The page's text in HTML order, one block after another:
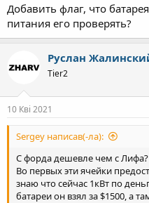
Добавить флаг, что
питания его проверять?
Руслан
Tier2
10 Кві 2021
Sergey написав(-ла):
С форда дешевле чем с Лифа?
Во первых эти ячейки
знаю что сейчас 1кВт по
батареи он взял за $1500, а